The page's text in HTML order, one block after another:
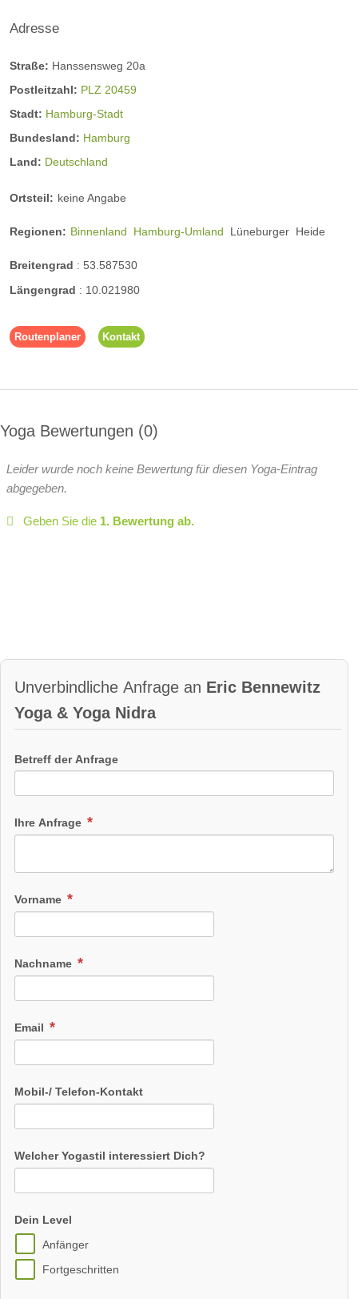
Adresse
Straße: Hanssensweg 20a
Postleitzahl: PLZ 20459
Stadt: Hamburg-Stadt
Bundesland: Hamburg
Land: Deutschland
Ortsteil: keine Angabe
Regionen: Binnenland Hamburg-Umland Lüneburger Heide
Breitengrad : 53.587530
Längengrad : 10.021980
Routenplaner Kontakt
Yoga Bewertungen 0
Leider wurde noch keine Bewertung für diesen Yoga-Eintrag
abgegeben.
Geben Sie die 1. Bewertung ab.
Unverbindliche Anfrage an Eric Bennewitz
Yoga & Yoga Nidra
Betreff der Anfrage
Ihre Anfrage
Vorname
Nachname
Email
Mobil-/ Telefon-Kontakt
Welcher Yogastil interessiert Dich?
Dein Level
Anfänger
Fortgeschritten